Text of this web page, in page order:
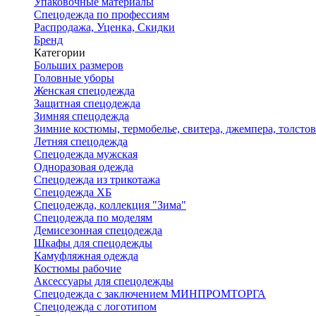
Спецодежда по профессиям
Распродажа, Уценка, Скидки
Бренд
Категории
Больших размеров
Головные уборы
Женская спецодежда
Защитная спецодежда
Зимняя спецодежда
Зимние костюмы, термобелье, свитера, джемпера,
Летняя спецодежда
Спецодежда мужская
Одноразовая одежда
Спецодежда из трикотажа
Спецодежда ХБ
Спецодежда, коллекция "Зима"
Спецодежда по моделям
Демисезонная спецодежда
Шкафы для спецодежды
Камуфляжная одежда
Костюмы рабочие
Аксессуары для спецодежды
Спецодежда с заключением МИНПРОМТОРГА
Спецодежда с логотипом